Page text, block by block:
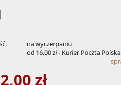
na wyczerpaniu
od 16,00 zł- Kurier Poczta Polska
Cena nie zawiera ewentualnych
płatności
zł